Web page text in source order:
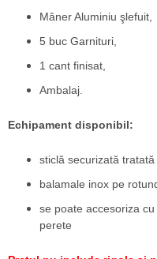
​Mâner Aluminiu şlefuit,
5 buc Garnituri,
1 cant finisat,
Ambalaj.
Echipament disponibil:
sticlă securizată
balamale inox pe
se poate accesoriza
perete